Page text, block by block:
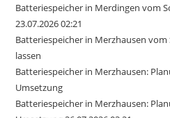
Batteriespeicher in Merdingen vom
23.07.2026 02:21
Batteriespeicher in Merzhausen
lassen
Batteriespeicher in Merzhausen:
Umsetzung
Batteriespeicher in Merzhausen: